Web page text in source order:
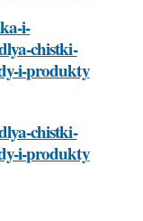
i-
chistki-
i-produkty
chistki-
i-produkty